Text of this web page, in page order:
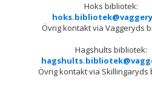
Hoks bibliotek:
Övrig kontakt via Vaggeryds
Hagshults bibliotek:
Övrig kontakt via Skillingaryds